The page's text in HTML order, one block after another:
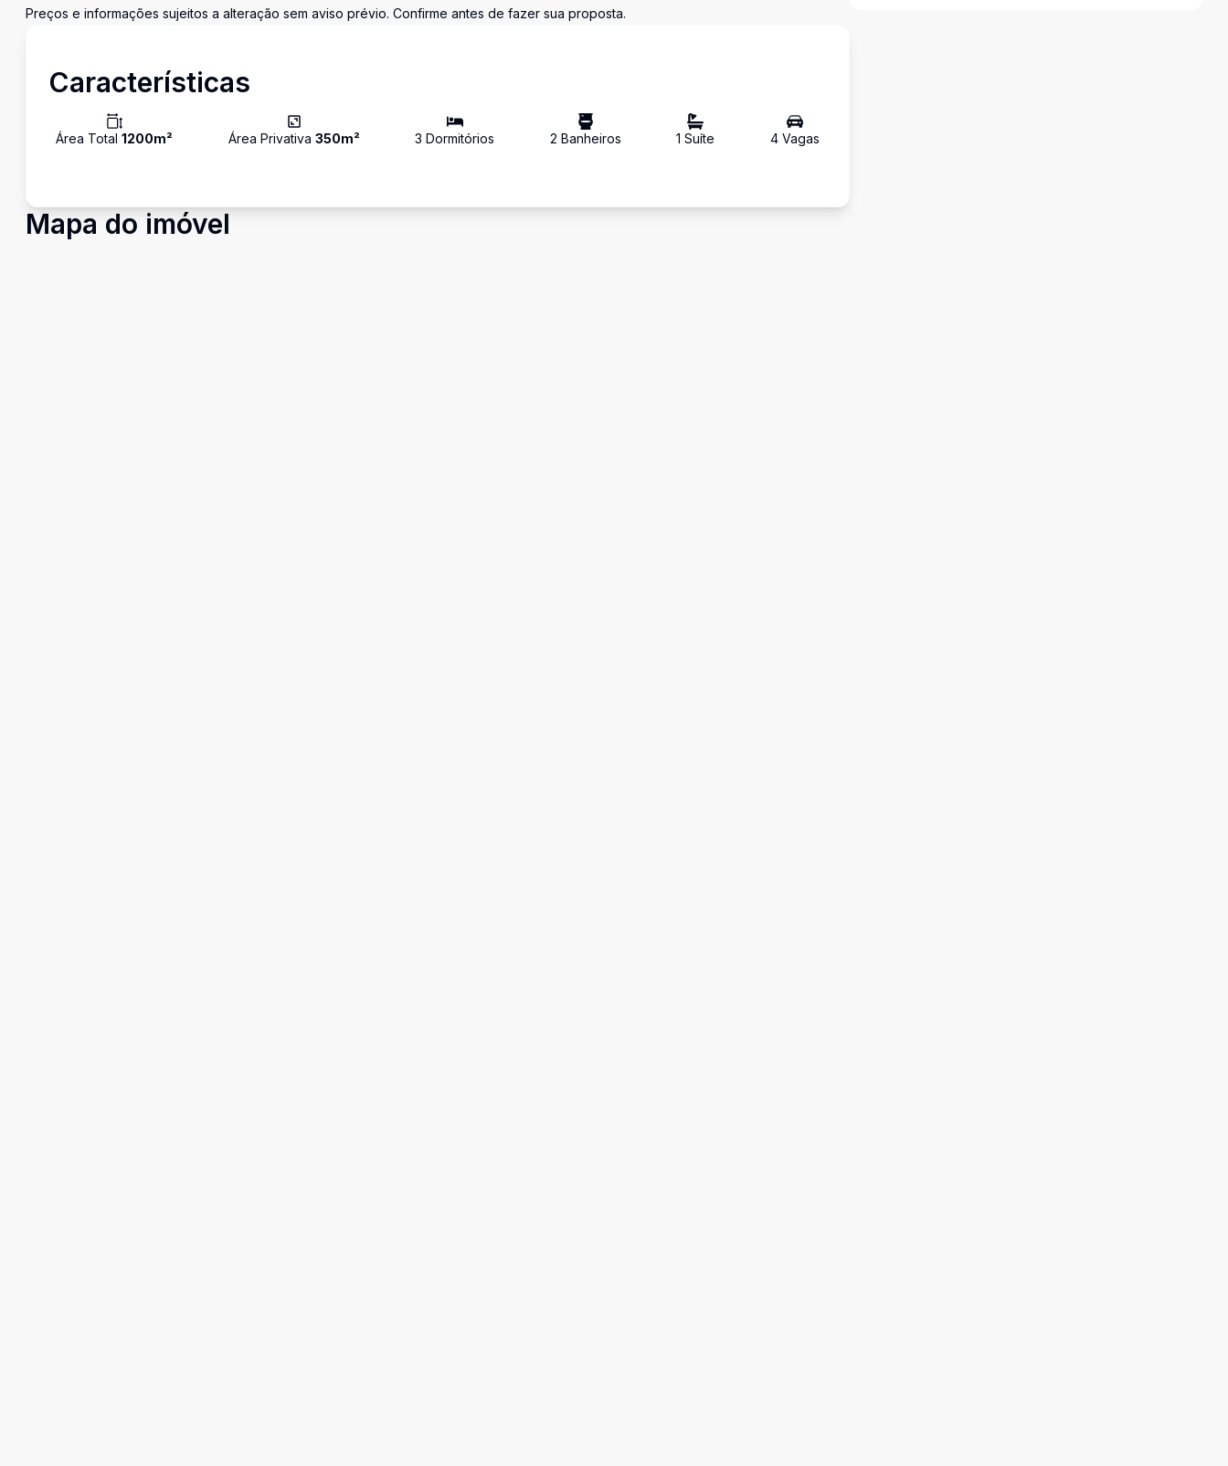
Preços e informações sujeitos a alteração sem aviso prévio. Confirme antes de fazer sua proposta.
Características
Área Total 1200m² Área Privativa 350m² 3 Dormitórios 2 Banheiros 1 Suíte 4Vagas
Mapa do imóvel